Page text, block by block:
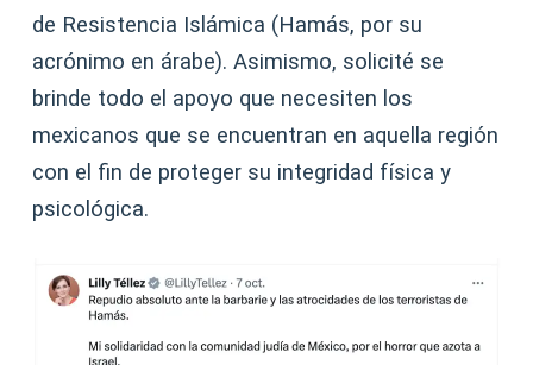
de Resistencia Islámica (Hamás, por su
acrónimo en árabe). Asimismo, solicité se
brinde todo el apoyo que necesiten los
mexicanos que se encuentran en aquella región
con el fin de proteger su integridad física y
psicológica.